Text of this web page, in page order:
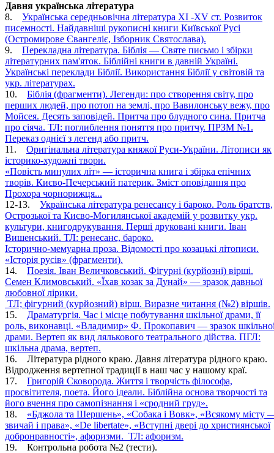
Давня українська література
8. Українська середньовічна література XI -XV ст. Розвиток
писемності. Найдавніші рукописні книги Київської Русі
(Остромирове Євангеліє, Ізборник Святослава).
9. Перекладна література. Біблія — Святе письмо і збірки
літературних пам'яток. Біблійні книги в давній Україні.
Українські переклади Біблії. Використання Біблії у світовій та
укр. літературах.
10. Біблія (фрагменти). Легенди: про створення світу, про
перших людей, про потоп на землі, про Вавилонську вежу, про
Мойсея. Десять заповідей. Притча про блудного сина. Притча
про сіяча. ТЛ: поглиблення поняття про притчу. ПРЗМ №1.
Переказ однієї з легенд або притч.
11. Оригінальна література княжої Руси-України. Літописи як
історико-художні твори.
«Повість минулих літ» — історична книга і збірка епічних
творів. Києво-Печерський патерик. Зміст оповідання про
Прохора чорнорижця...
12-13. Українська література ренесансу і бароко. Роль братств,
Острозької та Києво-Могилянської академій у розвитку укр.
культури, книгодрукування. Перші друковані книги. Іван
Вишенський. ТЛ: ренесанс, бароко.
Історично-мемуарна проза. Відомості про козацькі літописи.
«Історія русів» (фрагменти).
14. Поезія. Іван Величковський. Фігурні (курйозні) вірші.
Семен Климовський. «Їхав козак за Дунай» — зразок давньої
любовної лірики.
ТЛ; фігурний (курйозний) вірш. Виразне читання (№2) віршів.
15. Драматургія. Час і місце побутування шкільної драми, її
роль, виконавці. «Владимир» Ф. Прокопавич — зразок
драми. Вертеп як вид лялькового театрального дійства. ПГЛ:
шкільна драма, вертеп.
16. Література рідного краю. Давня література рідного краю.
Відродження вертепної традиції в наш час у нашому краї.
17. Григорій Сковорода. Життя і творчість філософа,
просвітителя, поета. Його ідеали. Біблійна основа творчості та
його вчення про самопізнання і «сродний груд».
18. «Бджола та Шершень», «Собака і Вовк», «Всякому місту
звичай і права», «Dе lіbertate», «Вступні двері до християнської
добронравності», афоризми. ТЛ: афоризм.
19. Контрольна робота №2 (тести).